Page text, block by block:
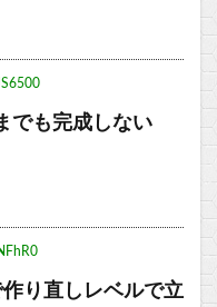
でも完成しない
り直しレベルで立